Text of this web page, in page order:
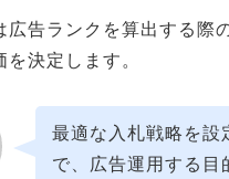
広告ランクを算出する際
決定します。
最適な入札戦略を設
で、広告運用する目